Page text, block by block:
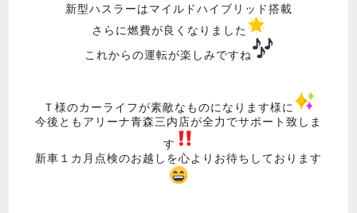
新型ハスラーはマイルドハイブリッド搭載
さらに燃費が良くなりました
これからの運転が楽しみですね
Ｔ様のカーライフが素敵なものになります様に
今後ともアリーナ青森三内店が全力でサポート致しま
す
新車１カ月点検のお越しを心よりお待ちしております